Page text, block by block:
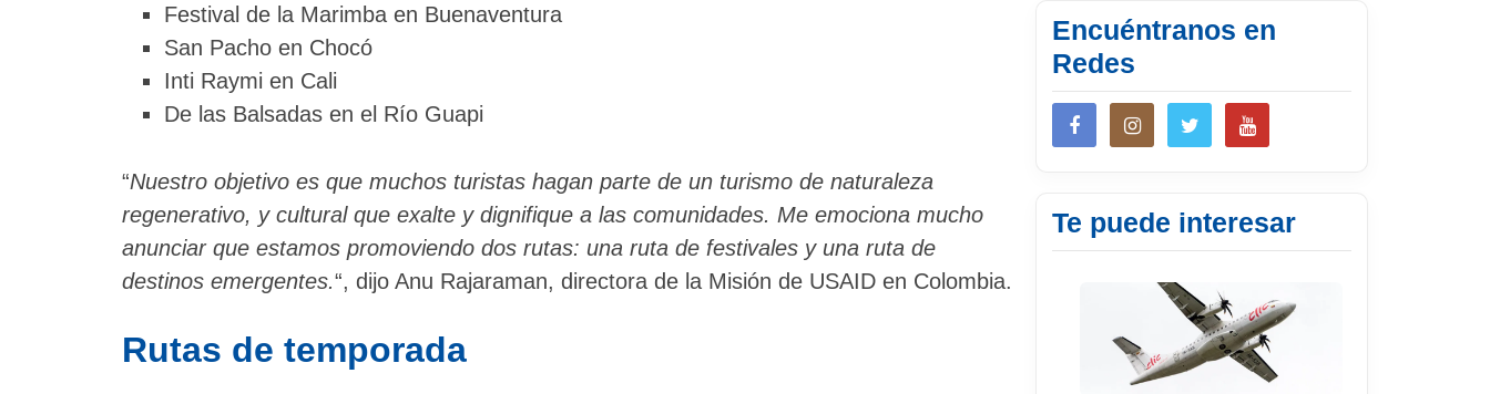
Festival de la Marimba en Buenaventura
San Pacho en Chocó
Inti Raymi en Cali
De las Balsadas en el Río Guapi
“Nuestro objetivo es que muchos turistas hagan parte de un turismo de naturaleza
regenerativo, y cultural que exalte y dignifique a las comunidades. Me emociona mucho
anunciar que estamos promoviendo dos rutas: una ruta de festivales y una ruta de
destinos emergentes.“, dijo Anu Rajaraman, directora de la Misión de USAID en Colombia.
Rutas de temporada
Encuéntranos en
Redes
Te puede interesar